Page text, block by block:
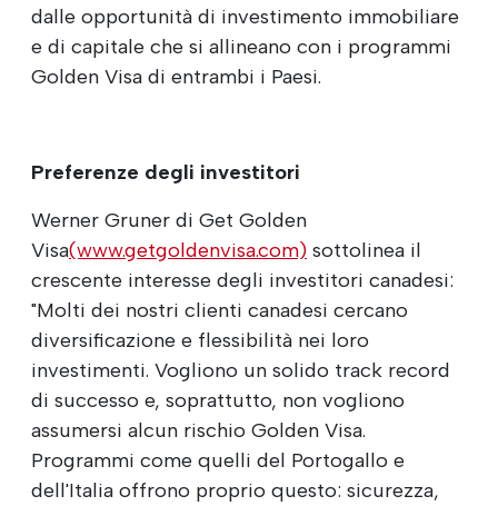
dalle opportunità di investimento immobiliare
e di capitale che si allineano con i programmi
Golden Visa di entrambi i Paesi.
Preferenze degli investitori
Werner Gruner di Get Golden
Visa(www.getgoldenvisa.com) sottolinea il
crescente interesse degli investitori canadesi:
"Molti dei nostri clienti canadesi cercano
diversificazione e flessibilità nei loro
investimenti. Vogliono un solido track record
di successo e, soprattutto, non vogliono
assumersi alcun rischio Golden Visa.
Programmi come quelli del Portogallo e
dell'Italia offrono proprio questo: sicurezza,